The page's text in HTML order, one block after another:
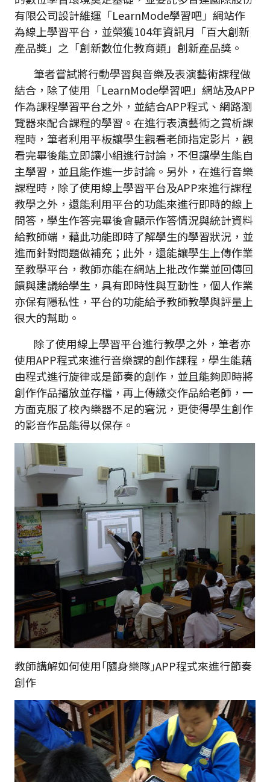
有限公司設計維運「LearnMode學習吧」網站作
為線上學習平台，並榮獲104年資訊月「百大創新
產品獎」之「創新數位化教育類」創新產品獎。
筆者嘗試將行動學習與音樂及表演藝術課程做
結合，除了使用「LearnMode學習吧」網站及APP
作為課程學習平台之外，並結合APP程式、網路瀏
覽器來配合課程的學習。在進行表演藝術之賞析課
程時，筆者利用平板讓學生觀看老師指定影片，觀
看完畢後能立即讓小組進行討論，不但讓學生能自
主學習，並且能作進一步討論。另外，在進行音樂
課程時，除了使用線上學習平台及APP來進行課程
教學之外，還能利用平台的功能來進行即時的線上
問答，學生作答完畢後會顯示作答情況與統計資料
給教師端，藉此功能即時了解學生的學習狀況，並
進而針對問題做補充；此外，還能讓學生上傳作業
至教學平台，教師亦能在網站上批改作業並回傳回
饋與建議給學生，具有即時性與互動性，個人作業
亦保有隱私性，平台的功能給予教師教學與評量上
很大的幫助。
除了使用線上學習平台進行教學之外，筆者亦
使用APP程式來進行音樂課的創作課程，學生能藉
由程式進行旋律或是節奏的創作，並且能夠即時將
創作作品播放並存檔，再上傳繳交作品給老師，一
方面克服了校內樂器不足的窘況，更使得學生創作
的影音作品能得以保存。
教師講解如何使用｢隨身樂隊｣APP程式來進行節奏
創作